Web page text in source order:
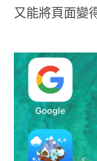
又能將頁面變